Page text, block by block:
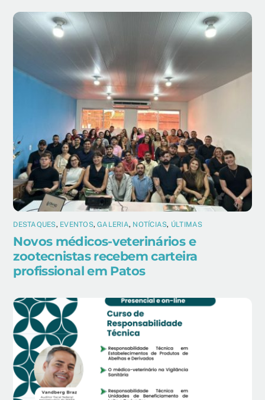
DESTAQUES, EVENTOS,GALERIA, NOTÍCIAS, ÚLTIMAS
Novos médicos-veterinários e
zootecnistas recebem carteira
profissional em Patos